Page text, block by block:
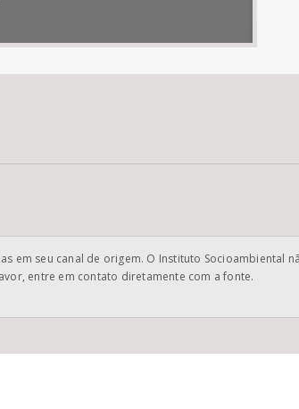
em seu canal de origem. O Instituto Socioambiental
entre em contato diretamente com a fonte.